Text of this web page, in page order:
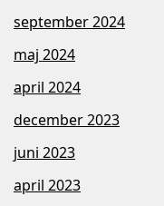
september 2024
maj 2024
april 2024
december 2023
juni 2023
april 2023